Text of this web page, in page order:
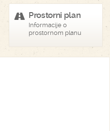
Prostorni plan
Informacije o
prostornom planu